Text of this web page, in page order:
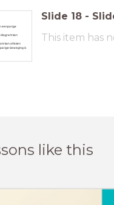
eenparige
kan
kan aflezen
beweging is
Slide 18 -
This item has
like this